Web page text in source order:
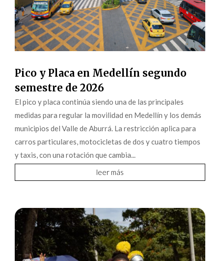
Pico y Placa en Medellín segundo
semestre de 2026
El pico y placa continúa siendo una de las principales
medidas para regular la movilidad en Medellín y los demás
municipios del Valle de Aburrá. La restricción aplica para
carros particulares, motocicletas de dos y cuatro tiempos
y taxis, con una rotación que cambia...
leer más